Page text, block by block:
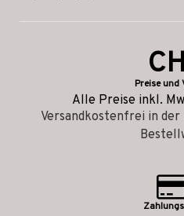
Preise und
Alle Preise inkl.
Versandkostenfrei in der